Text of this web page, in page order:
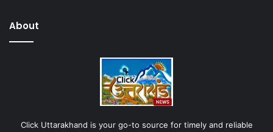
About
Click Uttarakhand is your go-to source for timely and reliable